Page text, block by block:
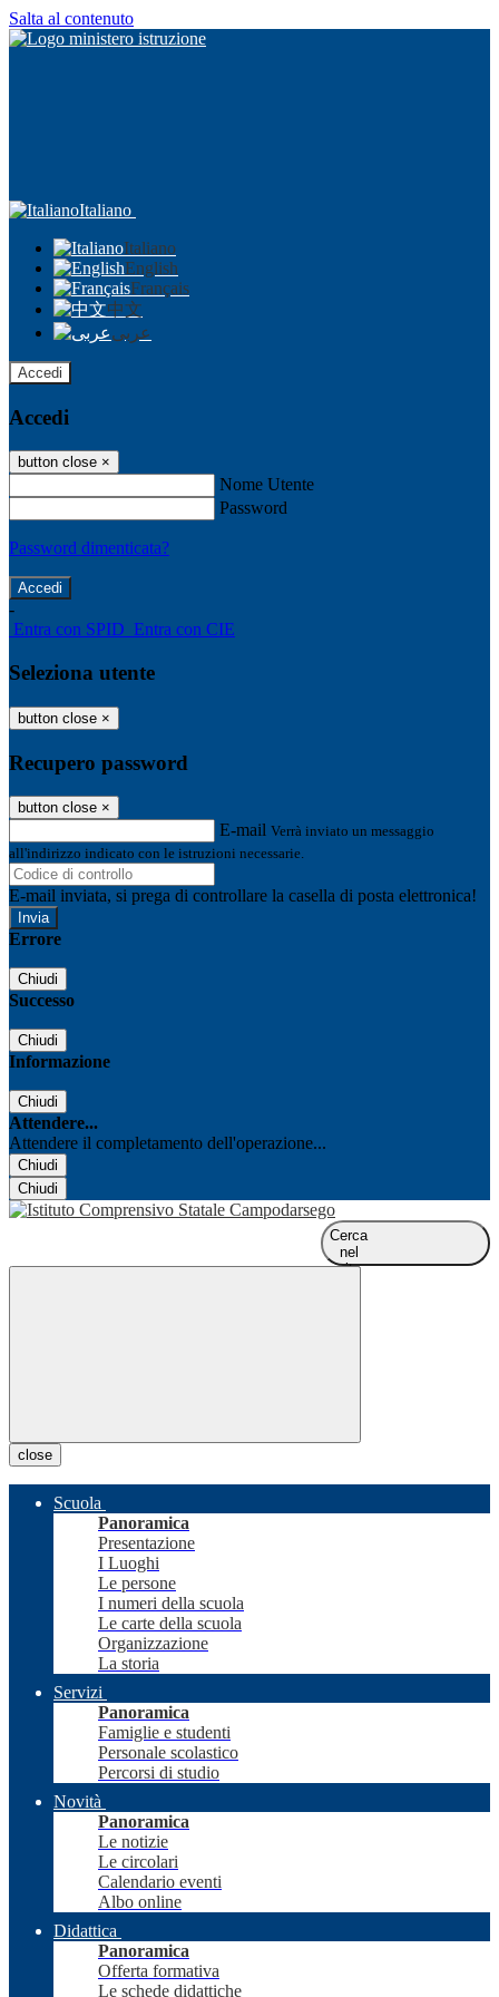
Salta al contenuto
Italiano
Italiano
English
Français
中文
عربى
Accedi
Accedi
button close ×
Nome Utente
Password
Password dimenticata?
-
Entra con SPID Entra con CIE
Seleziona utente
button close ×
Recupero password
button close ×
E-mail Verrà inviato un messaggio
all'indirizzo indicato con le istruzioni necessarie.
E-mail inviata, si prega di controllare la casella di posta elettronica!
Errore
Chiudi
Successo
Chiudi
Informazione
Chiudi
Attendere...
Attendere il completamento dell'operazione...
Chiudi
Chiudi
Cerca
nel
sito
close
Scuola
Panoramica
Presentazione
I Luoghi
Le persone
I numeri della scuola
Le carte della scuola
Organizzazione
La storia
Servizi
Panoramica
Famiglie e studenti
Personale scolastico
Percorsi di studio
Novità
Panoramica
Le notizie
Le circolari
Calendario eventi
Albo online
Didattica
Panoramica
Offerta formativa
Le schede didattiche